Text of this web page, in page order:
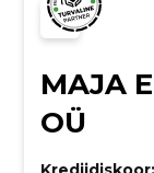
MAJA
OÜ